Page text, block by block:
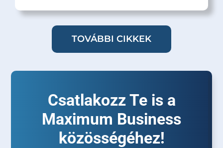
TOVÁBBI CIKKEK
Csatlakozz Te is a
Maximum Business
közösségéhez!